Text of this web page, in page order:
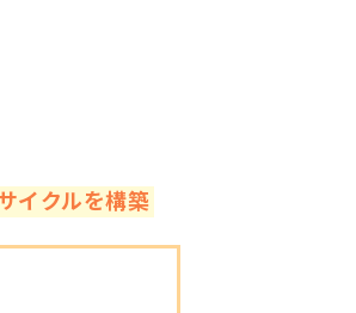
イクルを構築